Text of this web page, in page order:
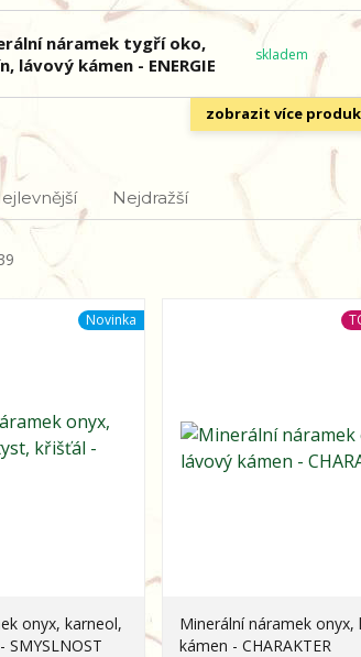
náramek tygří oko,
lávový kámen - ENERGIE
skladem
zobrazit více
Nejdražší
Novinka
onyx, karneol,
Minerální náramek onyx,
kámen - CHARAKTER